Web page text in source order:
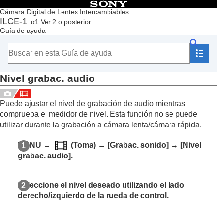
Cámara Digital de Lentes Intercambiables
ILCE-1 α1 Ver.2 o posterior
Guía de ayuda
Contenido
Principio
Cómo utilizar la “Guía de ayuda”
Comprobación de la cámara y los elementos suministrados
Operaciones básicas
Preparación de la cámara/Operaciones básicas de toma
Búsqueda de funciones desde MENU
Utilización de las funciones de toma de imágenes
Contenido de este capítulo
Selección de un modo de toma
AF de cara/ojo
Utilización de las funciones de enfoque
Balance blanco
Adición de efectos a las imágenes
Nivel grabac. audio
Puede ajustar el nivel de grabación de audio mientras
comprueba el medidor de nivel. Esta función no se puede
utilizar durante la grabación a cámara lenta/cámara rápida.
MENU → (Toma) → [Grabac. sonido] → [Nivel
grabac. audio].
Seleccione el nivel deseado utilizando el lado
derecho/izquierdo de la rueda de control.